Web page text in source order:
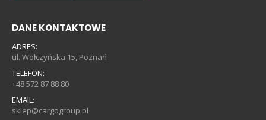
DANE KONTAKTOWE
ADRES:
ul. Wołczyńska 15, Poznań
TELEFON:
+48 572 87 88 80
EMAIL:
sklep@cargogroup.pl